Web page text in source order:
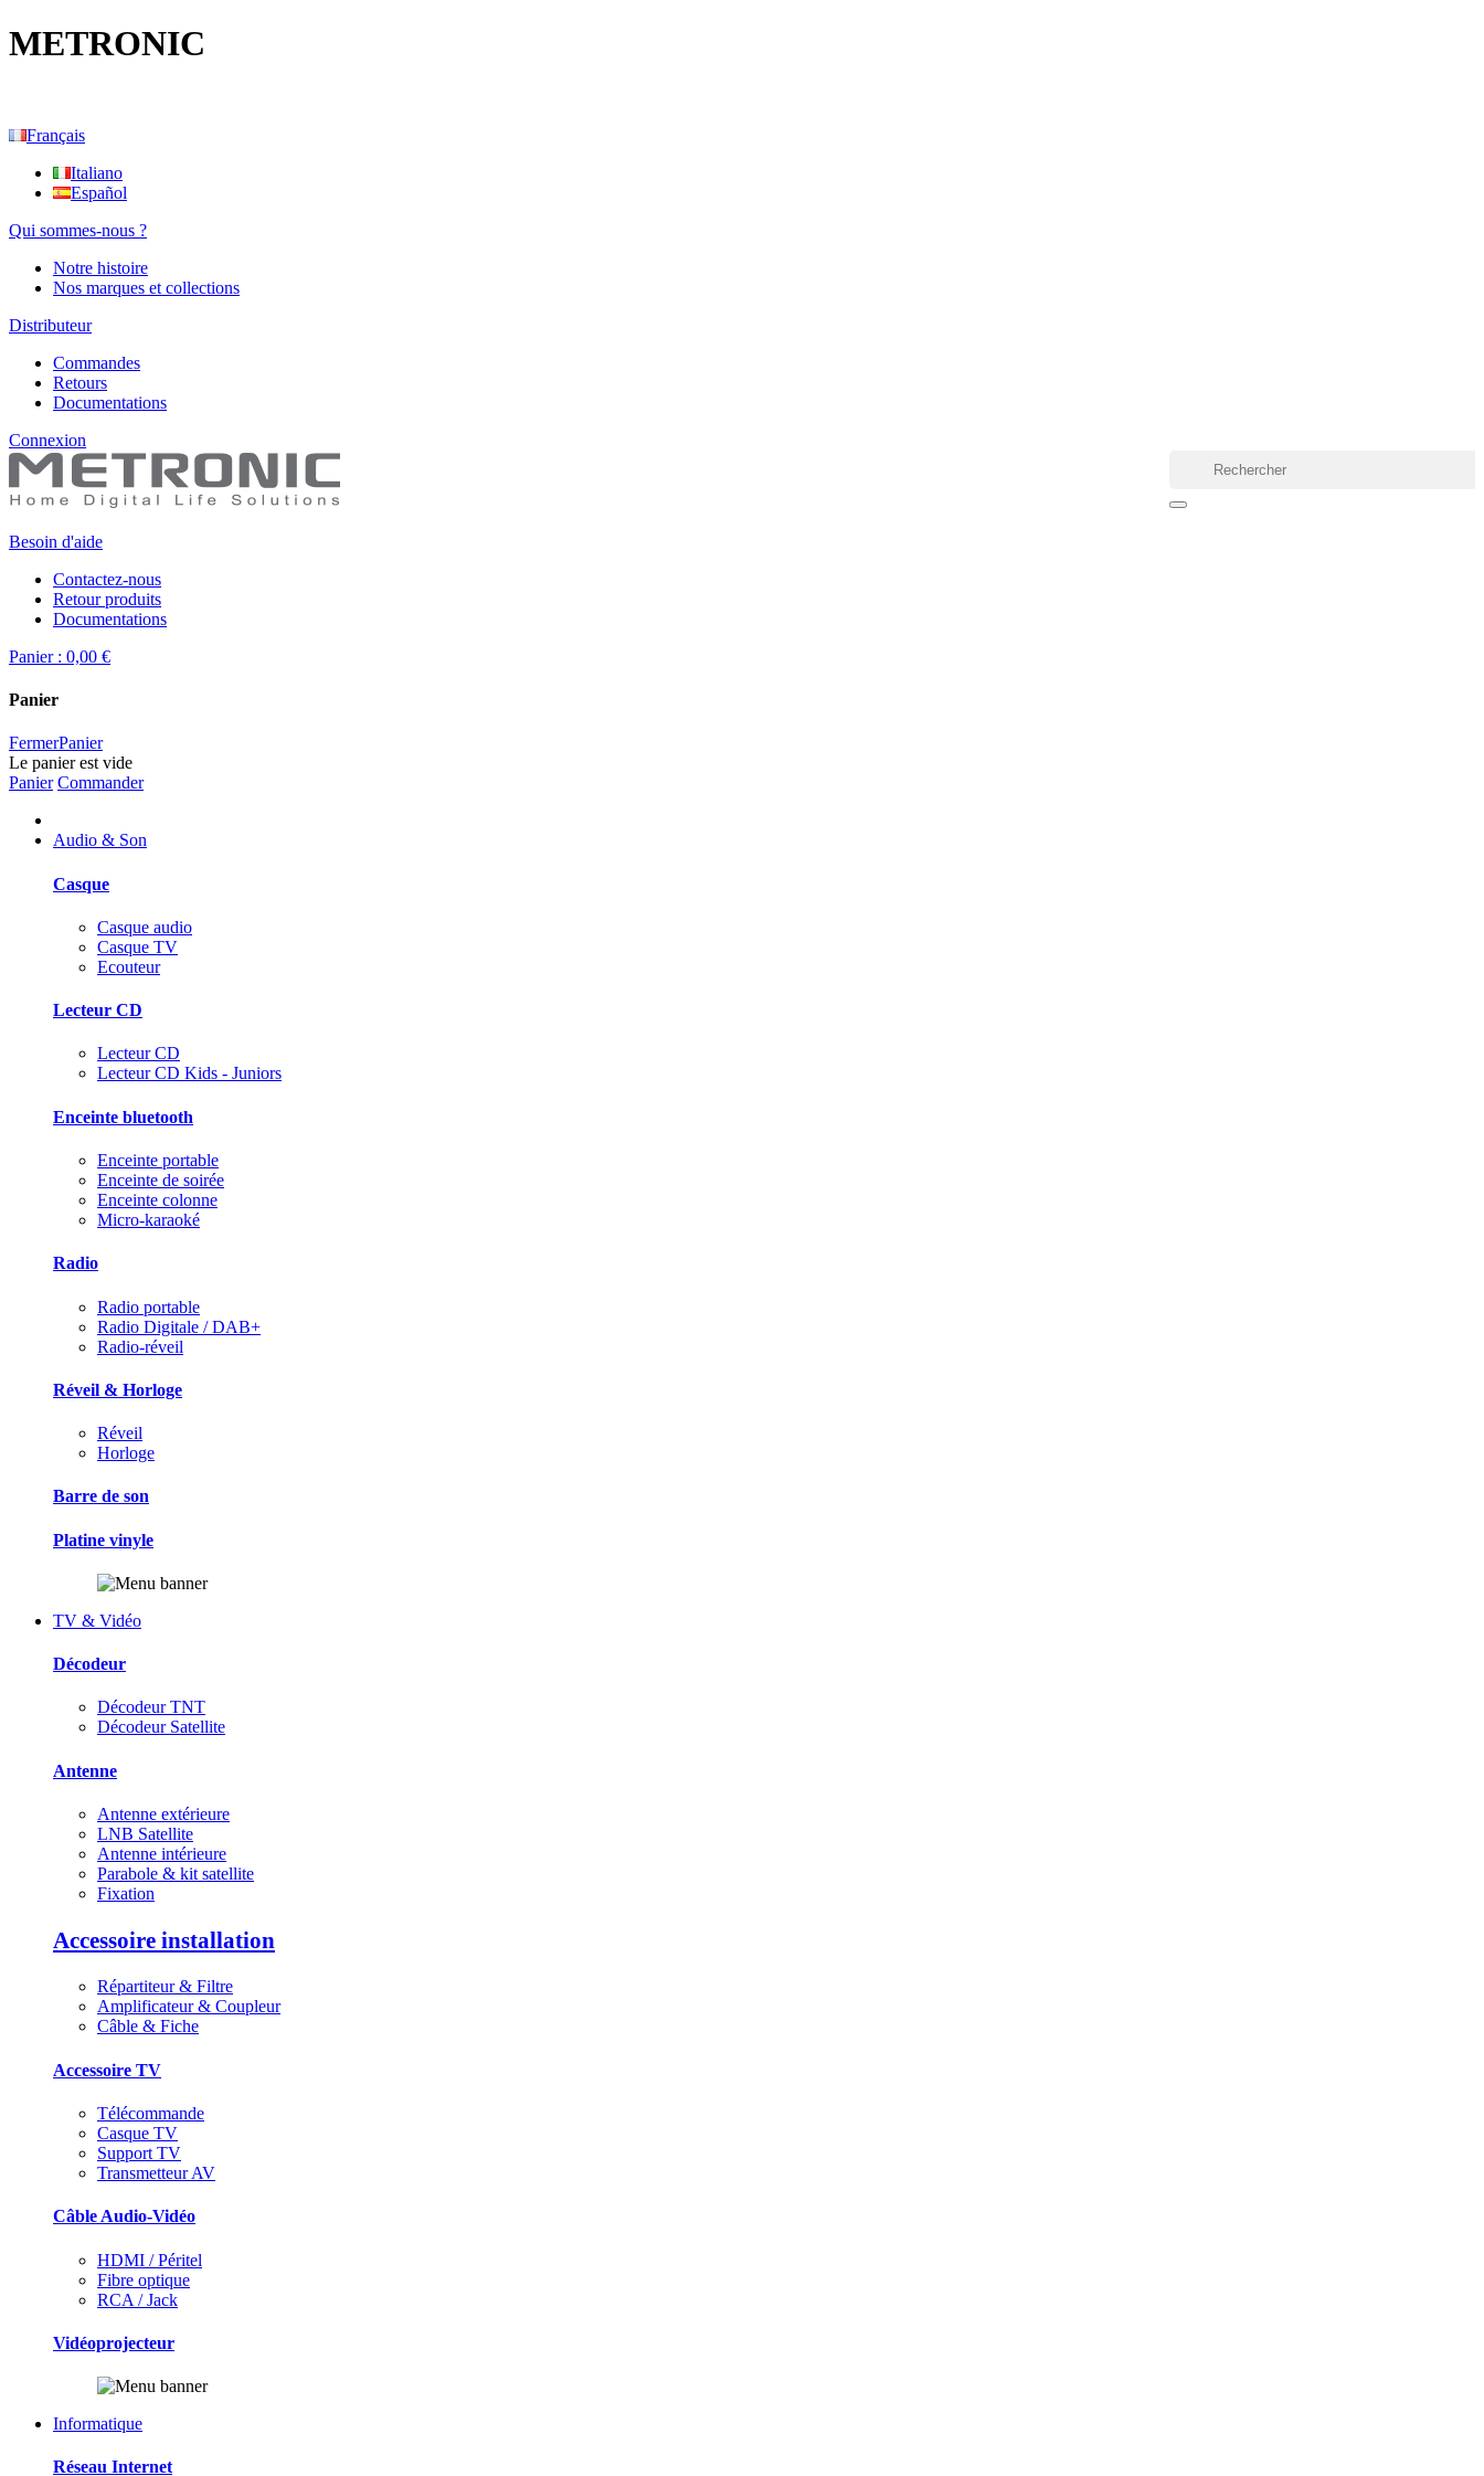
METRONIC
Français
Italiano
Español
Qui sommes-nous ?
Notre histoire
Nos marques et collections
Distributeur
Commandes
Retours
Documentations
Connexion
Besoin d'aide
Contactez-nous
Retour produits
Documentations
Panier : 0,00 €
Panier
FermerPanier
Le panier est vide
Panier Commander
Audio & Son
Casque
Casque audio
Casque TV
Ecouteur
Lecteur CD
Lecteur CD
Lecteur CD Kids - Juniors
Enceinte bluetooth
Enceinte portable
Enceinte de soirée
Enceinte colonne
Micro-karaoké
Radio
Radio portable
Radio Digitale / DAB+
Radio-réveil
Réveil & Horloge
Réveil
Horloge
Barre de son
Platine vinyle
TV & Vidéo
Décodeur
Décodeur TNT
Décodeur Satellite
Antenne
Antenne extérieure
LNB Satellite
Antenne intérieure
Parabole & kit satellite
Fixation
Accessoire installation
Répartiteur & Filtre
Amplificateur & Coupleur
Câble & Fiche
Accessoire TV
Télécommande
Casque TV
Support TV
Transmetteur AV
Câble Audio-Vidéo
HDMI / Péritel
Fibre optique
RCA / Jack
Vidéoprojecteur
Informatique
Réseau Internet